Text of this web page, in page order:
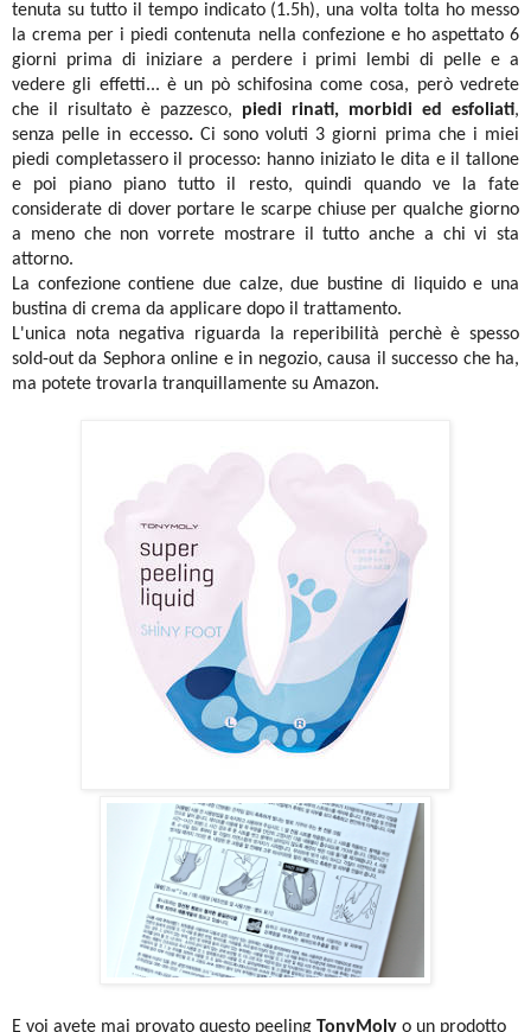
tenuta su tutto il tempo indicato (1.5h), una volta tolta ho messo
la crema per i piedi contenuta nella confezione e ho aspettato 6
giorni prima di iniziare a perdere i primi lembi di pelle e a
vedere gli effetti... è un pò schifosina come cosa, però vedrete
che il risultato è pazzesco, piedi rinati, morbidi ed esfoliati,
senza pelle in eccesso.Ci sono voluti 3 giorni prima che i miei
piedi completassero il processo: hanno iniziato le dita e il tallone
e poi piano piano tutto il resto, quindi quando ve la fate
considerate di dover portare le scarpe chiuse per qualche giorno
a meno che non vorrete mostrare il tutto anche a chi vi sta
attorno.
La confezione contiene due calze, due bustine di liquido e una
bustina di crema da applicare dopo il trattamento.
L'unica nota negativa riguarda la reperibilità perchè è spesso
sold-out da Sephora online e in negozio, causa il successo che ha,
ma potete trovarla tranquillamente su Amazon.
E voi avete mai provato questo peeling TonyMoly o un prodotto